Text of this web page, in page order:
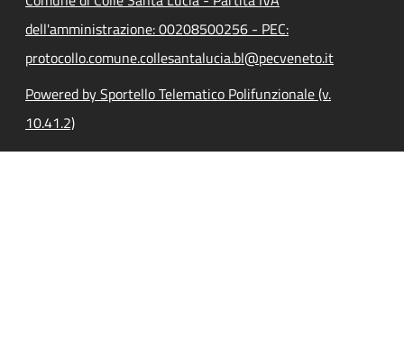
dell'amministrazione: 00208500256 - PEC:
protocollo.comune.collesantalucia.bl@pecveneto.it
Powered by Sportello Telematico Polifunzionale (v.
10.41.2)